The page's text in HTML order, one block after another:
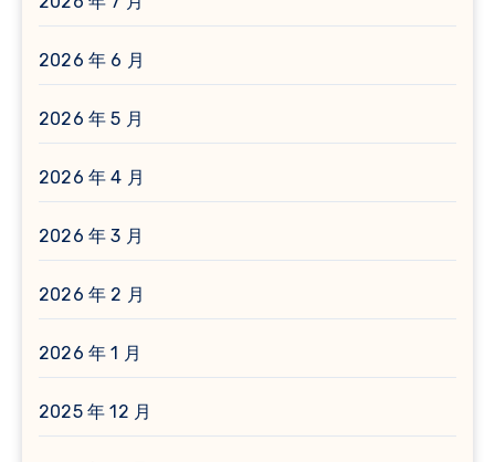
2026 年 6 月
2026 年 5 月
2026 年 4 月
2026 年 3 月
2026 年 2 月
2026 年 1 月
2025 年 12 月